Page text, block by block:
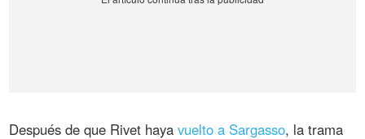
Después de que Rivet hayavuelto a Sargasso, la trama